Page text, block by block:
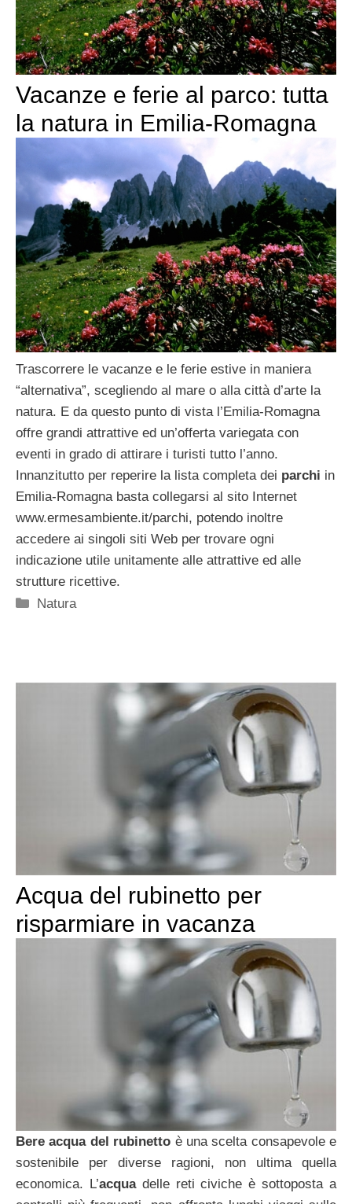
Vacanze e ferie al parco: tutta
la natura in Emilia-Romagna
Trascorrere le vacanze e le ferie estive in maniera
“alternativa”, scegliendo al mare o alla città d’arte la
natura. E da questo punto di vista l’Emilia-Romagna
offre grandi attrattive ed un’offerta variegata con
eventi in grado di attirare i turisti tutto l’anno.
Innanzitutto per reperire la lista completa dei parchi in
Emilia-Romagna basta collegarsi al sito Internet
www.ermesambiente.it/parchi, potendo inoltre
accedere ai singoli siti Web per trovare ogni
indicazione utile unitamente alle attrattive ed alle
strutture ricettive.
Categorie
Natura
Acqua del rubinetto per
risparmiare in vacanza
Bere acqua del rubinetto è una scelta consapevole e
sostenibile per diverse ragioni, non ultima quella
economica. L’acquadelle reti civiche è sottoposta a